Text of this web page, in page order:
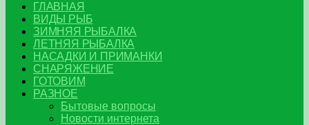
ГЛАВНАЯ
ВИДЫ РЫБ
ЗИМНЯЯ РЫБАЛКА
ЛЕТНЯЯ РЫБАЛКА
НАСАДКИ И ПРИМАНКИ
СНАРЯЖЕНИЕ
ГОТОВИМ
РАЗНОЕ
Бытовые вопросы
Новости интернета